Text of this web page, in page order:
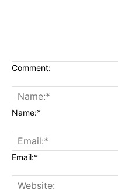
Comment:
Name:*
Email:*